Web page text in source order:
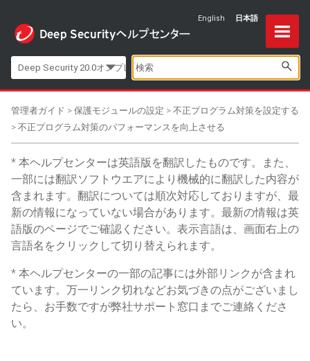
Skip To Main ContentEnglish 日本語
Deep Security 20.0オンプレミス
管理者ガイド > 保護モジュールの設定 > 不正プログラム対策を設定する
> 不正プログラム対策のパフォーマンスを向上させる
本ヘルプセンターは英語版を翻訳したものです。また、
一部には翻訳ソフトウエアにより機械的に翻訳した内容が
含まれます。翻訳については順次対応しておりますが、最
新の情報になっていない場合があります。最新の情報は英
語版のページでご確認ください。表示言語は、画面右上の
言語名をクリックして切り替えられます。
本ヘルプセンターの一部の記事には外部リンクが含まれ
ています。万一リンク切れなどお気づきの点がございまし
たら、お手数ですが弊社サポート窓口までご連絡くださ
い。